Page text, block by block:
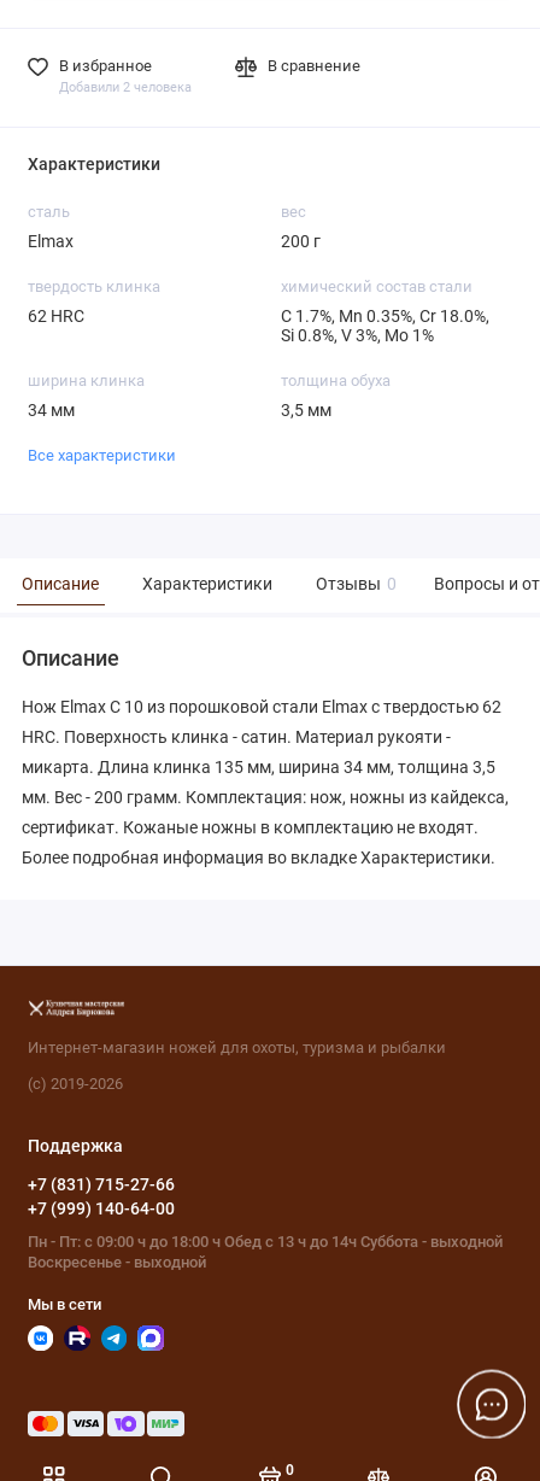
0
В избранное
Добавили 2 человека
В сравнение
Характеристики
сталь
Elmax
вес
200 г
твердость клинка
62 HRC
химический состав стали
С 1.7%, Mn 0.35%, Cr 18.0%,
Si 0.8%, V 3%, Mo 1%
ширина клинка
34 мм
толщина обуха
3,5 мм
Все характеристики
Описание Характеристики Отзывы 0 Вопросы и
Описание
Нож Elmax С 10 из порошковой стали Elmax с твердостью 62
HRC. Поверхность клинка - сатин. Материал рукояти -
микарта. Длина клинка 135 мм, ширина 34 мм, толщина 3,5
мм. Вес - 200 грамм. Комплектация: нож, ножны из кайдекса,
сертификат. Кожаные ножны в комплектацию не входят.
Более подробная информация во вкладке Характеристики.
Интернет-магазин ножей для охоты, туризма и рыбалки
(с) 2019-2026
Поддержка
+7 (831) 715-27-66
+7 (999) 140-64-00
Пн - Пт: с 09:00 ч до 18:00 ч Обед с 13 ч до 14ч Суббота - выходной
Воскресенье - выходной
Мы в сети